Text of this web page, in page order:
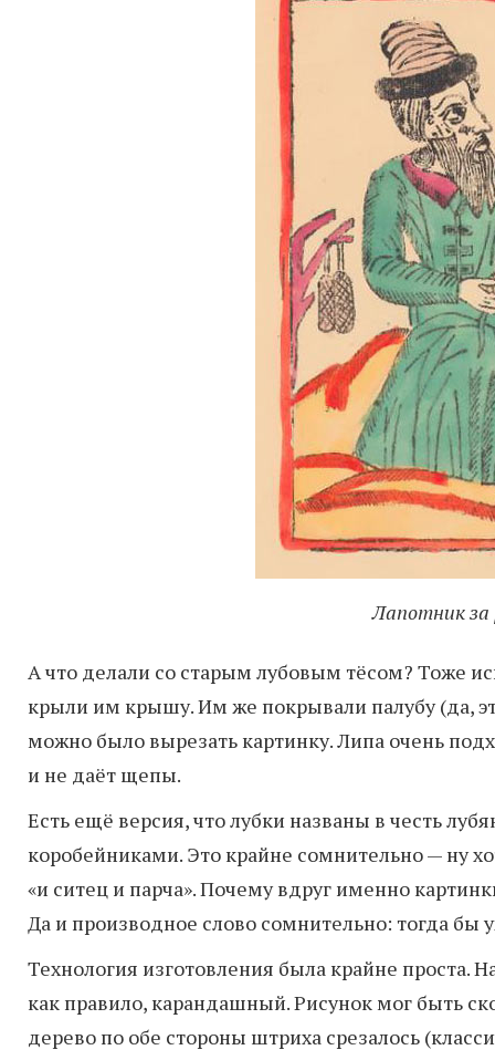
Лапотник за
А что делали со старым лубовым тёсом? Тоже
крыли им крышу. Им же покрывали палубу (да,
можно было вырезать картинку. Липа очень
и не даёт щепы.
Есть ещё версия, что лубки названы в честь
коробейниками. Это крайне сомнительно — ну
«и ситец и парча». Почему вдруг именно
Да и производное слово сомнительно: тогда бы
Технология изготовления была крайне проста.
как правило, карандашный. Рисунок мог быть
дерево по обе стороны штриха срезалось